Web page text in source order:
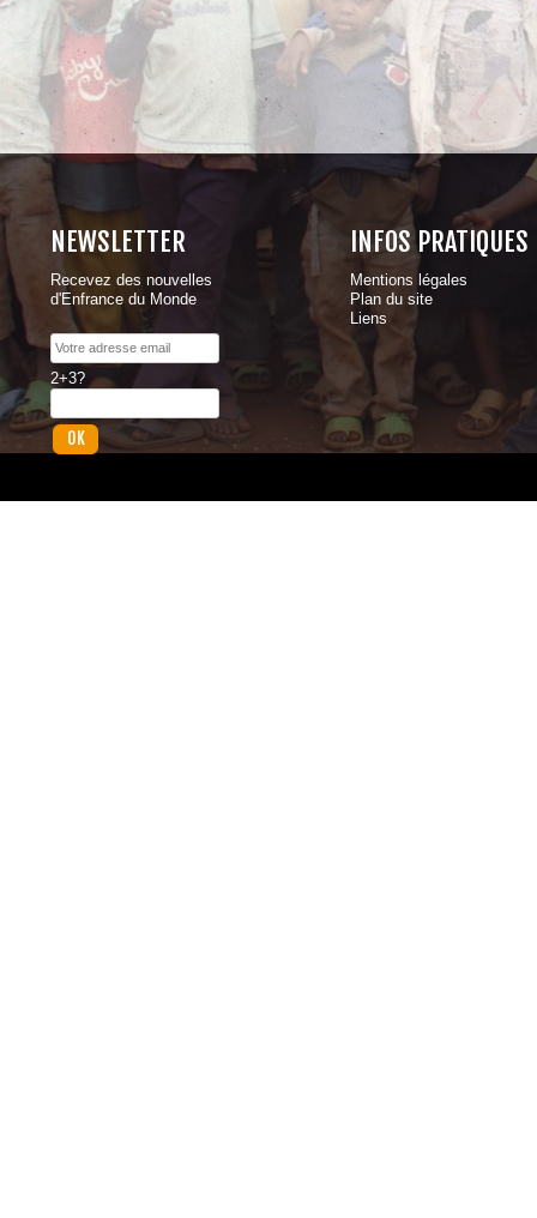
NEWSLETTER
Recevez des nouvelles
d'Enfrance du Monde
2+3?
INFOS PRATIQUES
Mentions légales
Plan du site
Liens